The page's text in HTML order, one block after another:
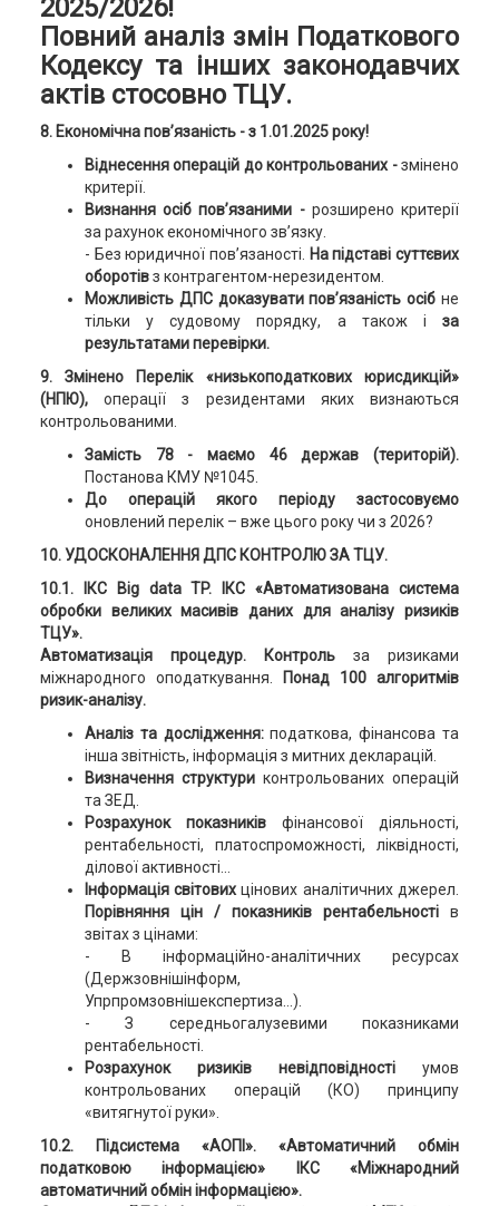
2025/2026!
Повний аналіз змін Податкового
Кодексу та інших законодавчих
актів стосовно ТЦУ.
8. Економічна пов’язаність - з 1.01.2025 року!
Віднесення операцій до контрольованих -змінено
критерії.
Визнання осіб пов’язаними - розширено критерії
за рахунок економічного зв’язку.
- Без юридичної пов’язаності. На підставі суттєвих
оборотівз контрагентом-нерезидентом.
Можливість ДПС доказувати пов’язаність осібне
тільки у судовому порядку, а також іза
результатами перевірки.
9.
Змінено Перелік «низькоподаткових юрисдикцій»
(НПЮ),операції з резидентами яких визнаються
контрольованими.
Замість 78 - маємо 46 держав (територій).
Постанова КМУ №1045.
До операцій якого періоду застосовуємо
оновлений перелік – вже цього року чи з 2026?
10. УДОСКОНАЛЕННЯ ДПС КОНТРОЛЮ ЗА ТЦУ.
10.1. ІКС Big data TP. ІКС «Автоматизована система
обробки великих масивів даних для аналізу ризиків
ТЦУ».
Автоматизація процедур. Контрольза ризиками
міжнародного оподаткування.
Понад 100 алгоритмів
ризик-аналізу.
Аналіз та дослідження:податкова, фінансова та
інша звітність, інформація з митних декларацій.
Визначення структуриконтрольованих операцій
та ЗЕД.
Розрахунок показниківфінансової діяльності,
рентабельності, платоспроможності, ліквідності,
ділової активності…
Інформація світовихцінових аналітичних джерел.
Порівняння цін / показників рентабельності в
звітах з цінами:
- В інформаційно-аналітичних ресурсах
(Держзовнішінформ,
Упрпромзовнішекспертиза…).
- З середньогалузевими показниками
рентабельності.
Розрахунок ризиків невідповідності умов
контрольованих операцій (КО) принципу
«витягнутої руки».
10.2. Підсистема «АОПІ». «Автоматичний обмін
податковою інформацією» ІКС «Міжнародний
автоматичний обмін інформацією».